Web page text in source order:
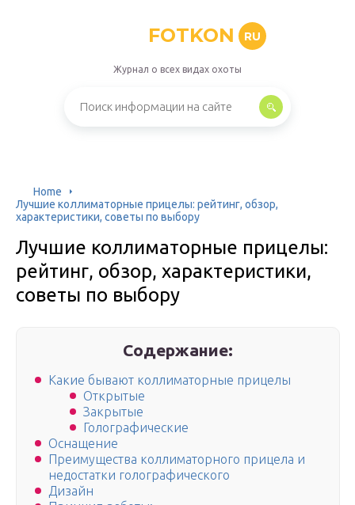
FOTKON RU
Журнал о всех видах охоты
Home
Лучшие коллиматорные прицелы: рейтинг, обзор,
характеристики, советы по выбору
Лучшие коллиматорные прицелы:
рейтинг, обзор, характеристики,
советы по выбору
Содержание:
Какие бывают коллиматорные прицелы
Открытые
Закрытые
Голографические
Оснащение
Преимущества коллиматорного прицела и
недостатки голографического
Дизайн